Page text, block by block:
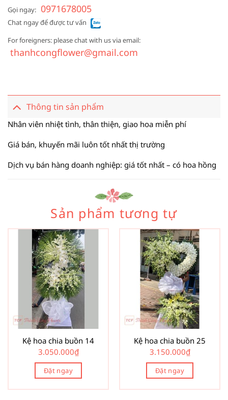
Gọi ngay: 0971678005
Chat ngay để được tư vấn
For foreigners: please chat with us via email:
thanhcongflower@gmail.com
Thông tin sản phẩm
Nhân viên nhiệt tình, thân thiện, giao hoa miễn phí
Giá bán, khuyến mãi luôn tốt nhất thị trường
Dịch vụ bán hàng doanh nghiệp: giá tốt nhất – có hoa hồng
Sản phẩm tương tự
Kệ hoa chia buồn 14
3.050.000₫
Đặt ngay
Kệ hoa chia buồn 25
3.150.000₫
Đặt ngay